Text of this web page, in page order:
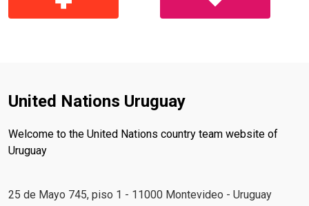
United Nations Uruguay
Welcome to the United Nations country team website of
Uruguay
25 de Mayo 745, piso 1 - 11000 Montevideo - Uruguay